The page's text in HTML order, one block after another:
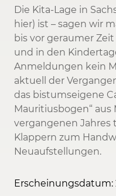
Die Kita-Lage in
hier) ist – sagen wir
bis vor geraumer
und in den
Anmeldungen kein
aktuell der
das bistumseigene
Mauritiusbogen“
vergangenen Jahres
Klappern zum
Neuaufstellungen.
Erscheinungsdatum: